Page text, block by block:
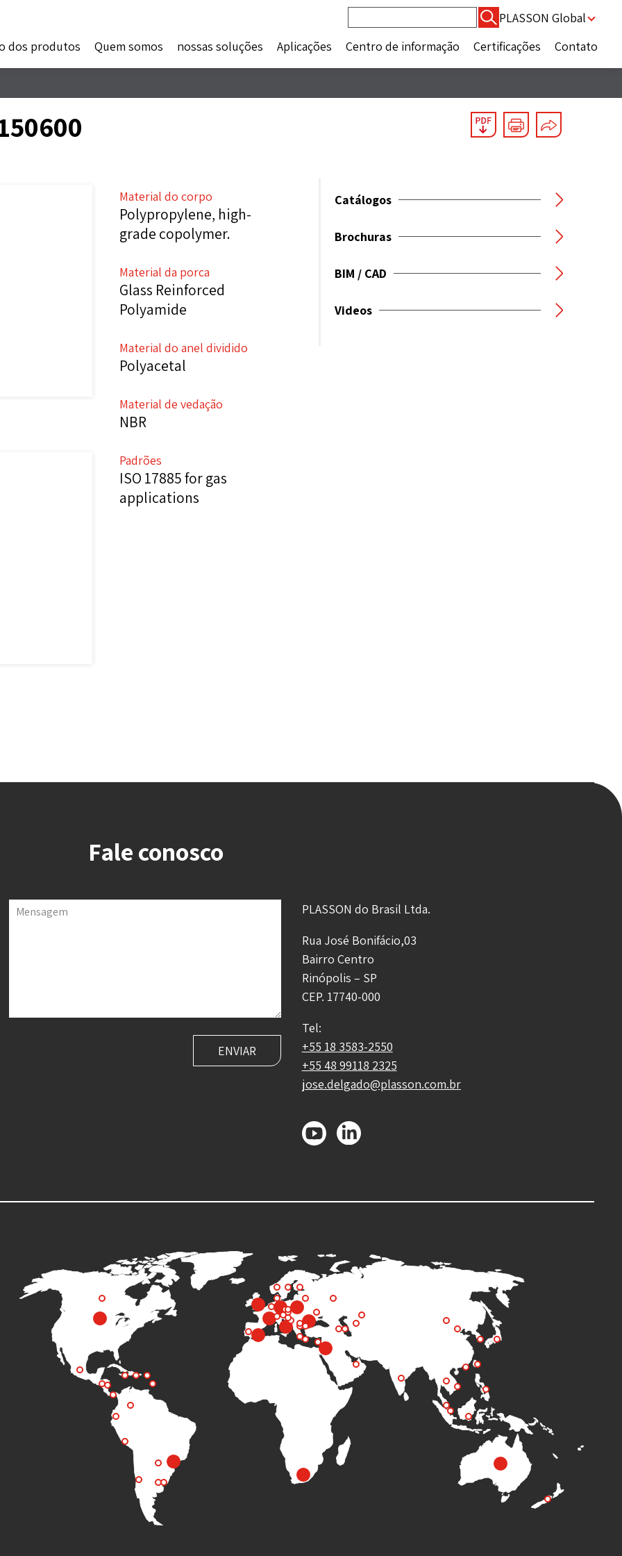
por:
PLASSON Global
dos produtos
Quem somos nossas soluções Aplicações Centro de informação Certificações Contato
Material do corpo
Polypropylene, high-
grade copolymer.
Material da porca
Glass Reinforced
Polyamide
Material do anel dividido
Polyacetal
Material de vedação
NBR
Padrões
ISO 17885 for gas
applications
Catálogos
Brochuras
BIM / CAD
Videos
Fale conosco
Mensagem
PLASSON do Brasil Ltda.
Rua José Bonifácio,03
Bairro Centro
Rinópolis – SP
CEP. 17740-000
Tel:
+55 18 3583-2550
+55 48 99118 2325
jose.delgado@plasson.com.br